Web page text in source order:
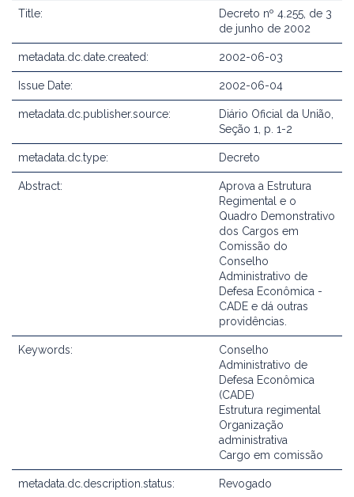
Title:
Decreto nº 4.255, de 3
de junho de 2002
metadata.dc.date.created: 2002-06-03
Issue Date: 2002-06-04
metadata.dc.publisher.source:
Diário Oficial da União,
Seção 1, p. 1-2
metadata.dc.type: Decreto
Abstract:
Aprova a Estrutura
Regimental e o
Quadro Demonstrativo
dos Cargos em
Comissão do
Conselho
Administrativo de
Defesa Econômica -
CADE e dá outras
providências.
Keywords:
Conselho
Administrativo de
Defesa Econômica
(CADE)
Estrutura regimental
Organização
administrativa
Cargo em comissão
metadata.dc.description.status: Revogado